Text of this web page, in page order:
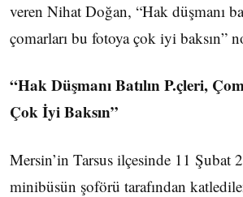
veren Nihat Doğan, “Hak düşmanı
çomarları bu fotoya çok iyi baksın”
“Hak Düşmanı Batılın P.çleri,
Çok İyi Baksın”
Mersin’in Tarsus ilçesinde 11 Şubat
minibüsün şoförü tarafından